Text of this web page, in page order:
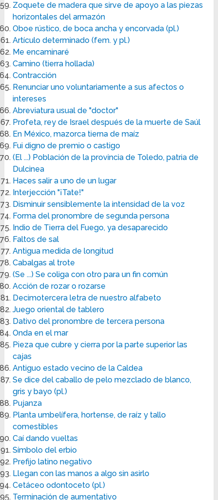
Zoquete de madera que sirve de apoyo a las piezas
horizontales del armazón
Oboe rústico, de boca ancha y encorvada (pl.)
Artículo determinado (fem. y pl.)
Me encaminaré
Camino (tierra hollada)
Contracción
Renunciar uno voluntariamente a sus afectos o
intereses
Abreviatura usual de "doctor"
Profeta, rey de Israel después de la muerte de Saúl
En México, mazorca tierna de maíz
Fui digno de premio o castigo
(El ...) Población de la provincia de Toledo, patria de
Dulcinea
Haces salir a uno de un lugar
Interjección "¡Tate!"
Disminuir sensiblemente la intensidad de la voz
Forma del pronombre de segunda persona
Indio de Tierra del Fuego, ya desaparecido
Faltos de sal
Antigua medida de longitud
Cabalgas al trote
(Se ...) Se coliga con otro para un fin común
Acción de rozar o rozarse
Decimotercera letra de nuestro alfabeto
Juego oriental de tablero
Dativo del pronombre de tercera persona
Onda en el mar
Pieza que cubre y cierra por la parte superior las
cajas
Antiguo estado vecino de la Caldea
Se dice del caballo de pelo mezclado de blanco,
gris y bayo (pl.)
Pujanza
Planta umbelífera, hortense, de raíz y tallo
comestibles
Caí dando vueltas
Símbolo del erbio
Prefijo latino negativo
Llegan con las manos a algo sin asirlo
Cetáceo odontoceto (pl.)
Terminación de aumentativo